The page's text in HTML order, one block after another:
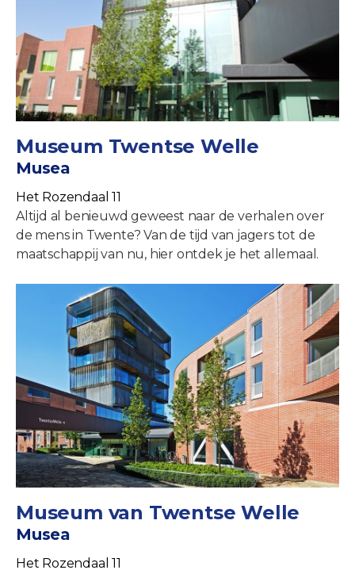
Museum Twentse Welle
Musea
Het Rozendaal 11
Altijd al benieuwd geweest naar de verhalen over
de mens in Twente? Van de tijd van jagers tot de
maatschappij van nu, hier ontdek je het allemaal.
Museum van Twentse Welle
Musea
Het Rozendaal 11